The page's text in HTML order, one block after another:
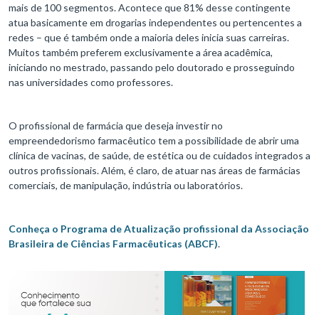
mais de 100 segmentos. Acontece que 81% desse contingente
atua basicamente em drogarias independentes ou pertencentes a
redes – que é também onde a maioria deles inicia suas carreiras.
Muitos também preferem exclusivamente a área acadêmica,
iniciando no mestrado, passando pelo doutorado e prosseguindo
nas universidades como professores.
O profissional de farmácia que deseja investir no
empreendedorismo farmacêutico tem a possibilidade de abrir uma
clínica de vacinas, de saúde, de estética ou de cuidados integrados a
outros profissionais. Além, é claro, de atuar nas áreas de farmácias
comerciais, de manipulação, indústria ou laboratórios.
Conheça o Programa de Atualização profissional da Associação
Brasileira de Ciências Farmacêuticas (ABCF).